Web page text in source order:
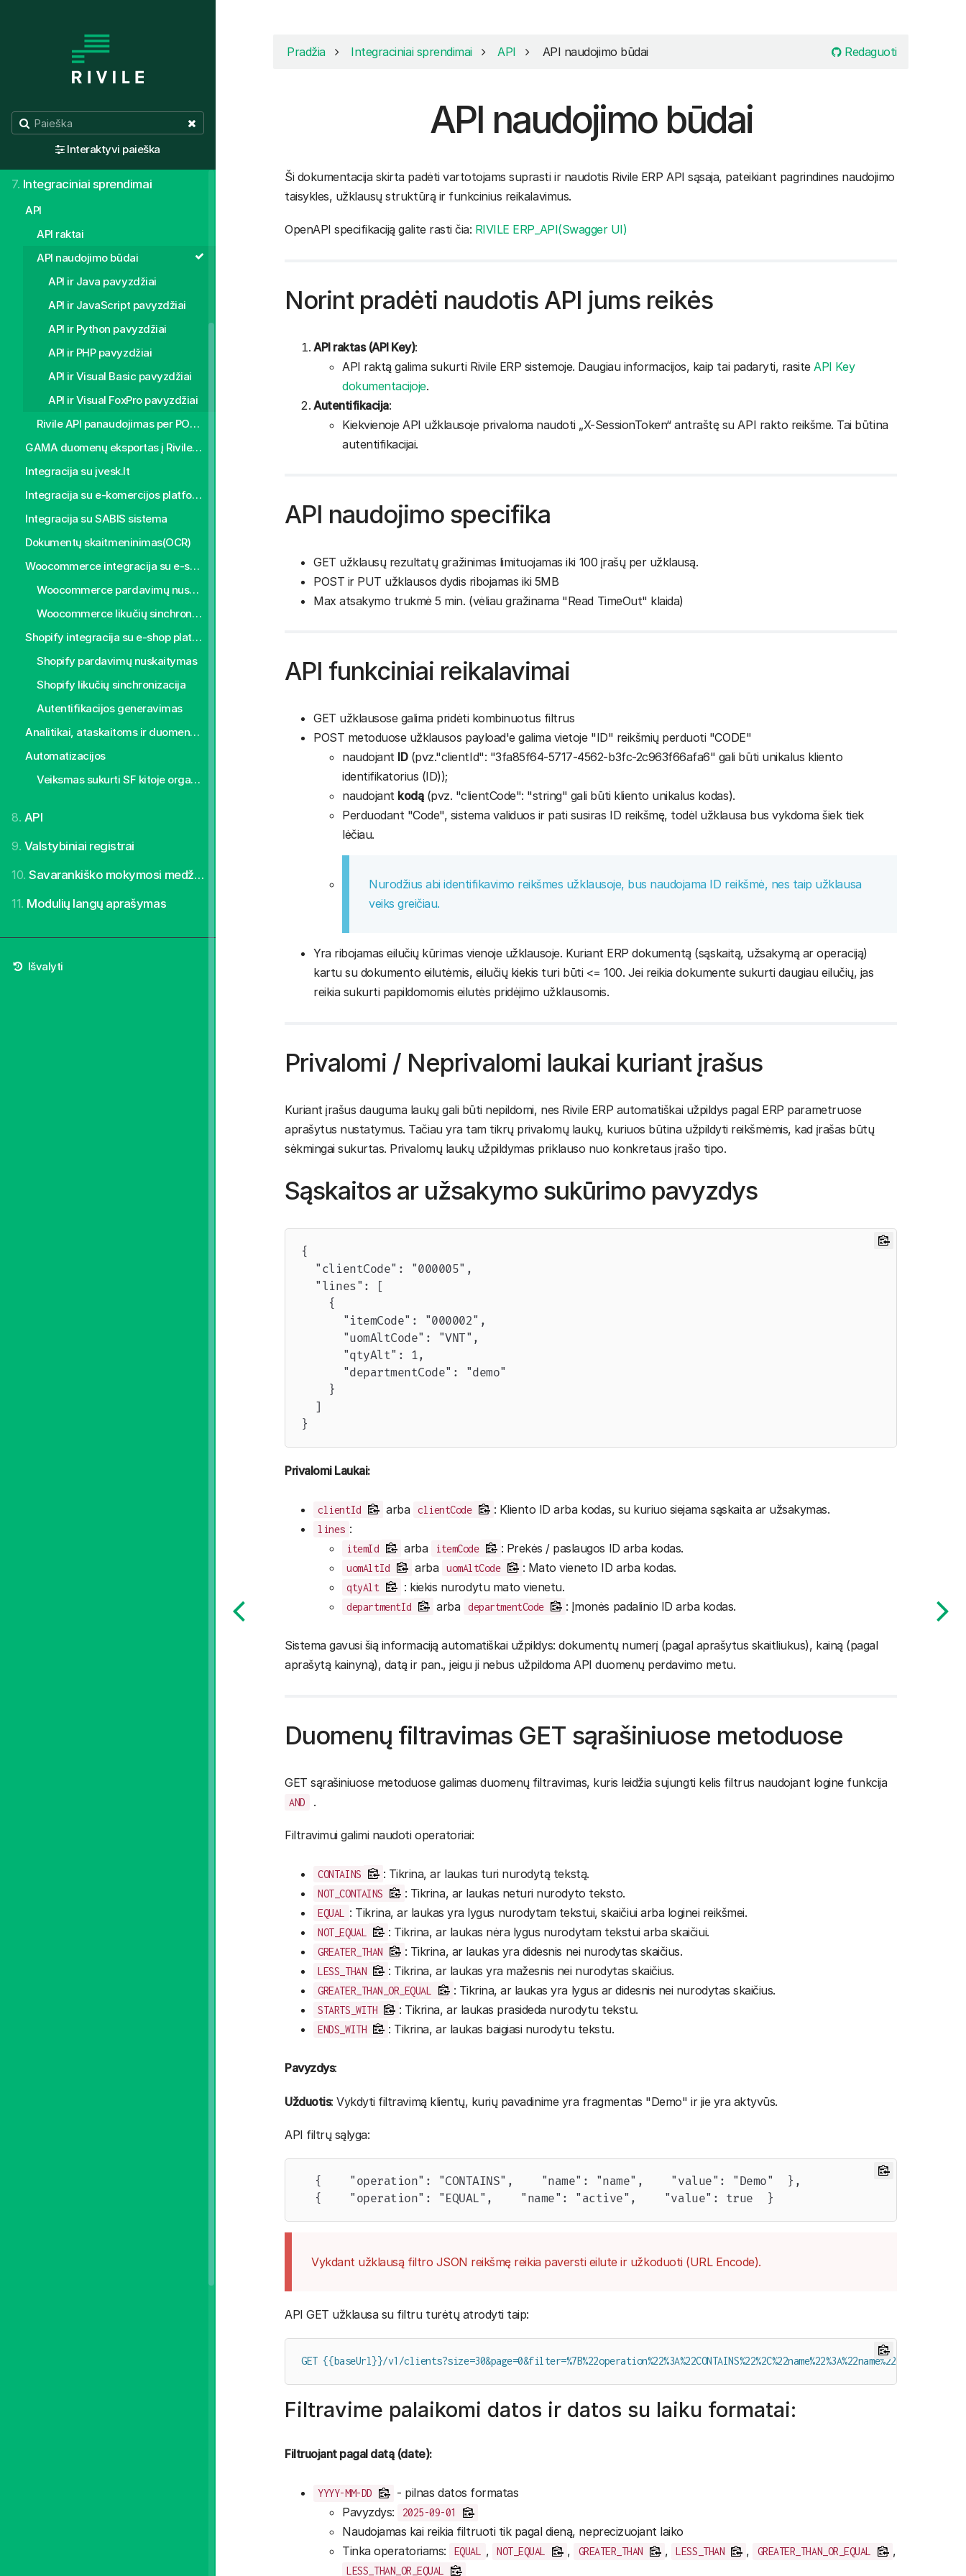
Interaktyvi paieška
Valdymo principai
Normatyvai, žinynai
5.Pirmieji žingsniai
Moduliai
7. Integraciniai sprendimai
API
API raktai
API naudojimo būdai
API ir Java pavyzdžiai
API ir JavaScript pavyzdžiai
API ir Python pavyzdžiai
API ir PHP pavyzdžiai
API ir Visual Basic pavyzdžiai
API ir Visual FoxPro pavyzdžiai
Rivile API panaudojimas per POSTMAN
GAMA duomenų eksportas į Rivile ERP
Integracija su įvesk.lt
Integracija su e-komercijos platforma "PrestaShop"
Integracija su SABIS sistema
Dokumentų skaitmeninimas(OCR)
Woocommerce integracija su e-shop platforma
Woocommerce pardavimų nuskaitymas
Woocommerce likučių sinchronizacija
Shopify integracija su e-shop platforma
Shopify pardavimų nuskaitymas
Shopify likučių sinchronizacija
Autentifikacijos generavimas
Analitikai, ataskaitoms ir duomenų eksportui
Automatizacijos
Veiksmas sukurti SF kitoje organizacijos įmonėje
8. API
9. Valstybiniai registrai
10.Savarankiško mokymosi medžiaga
11. Modulių langų aprašymas
Išvalyti
Redaguoti
Pradžia Integraciniai sprendimai API API naudojimo būdai
API naudojimo būdai
Ši dokumentacija skirta padėti vartotojams suprasti ir naudotis Rivile ERP API sąsaja, pateikiant pagrindines naudojimo
taisykles, užklausų struktūrą ir funkcinius reikalavimus.
OpenAPI specifikaciją galite rasti čia: RIVILE ERP_API(Swagger UI)
Norint pradėti naudotis API jums reikės
API raktas (API Key):
API raktą galima sukurti Rivile ERP sistemoje. Daugiau informacijos, kaip tai padaryti, rasite API Key
dokumentacijoje.
Autentifikacija:
Kiekvienoje API užklausoje privaloma naudoti „X-SessionToken“ antraštę su API rakto reikšme. Tai būtina
autentifikacijai.
API naudojimo specifika
GET užklausų rezultatų gražinimas limituojamas iki 100 įrašų per užklausą.
POST ir PUT užklausos dydis ribojamas iki 5MB
Max atsakymo trukmė 5 min. (vėliau gražinama "Read TimeOut" klaida)
API funkciniai reikalavimai
GET užklausose galima pridėti kombinuotus filtrus
POST metoduose užklausos payload'e galima vietoje "ID" reikšmių perduoti "CODE"
naudojant ID(pvz."clientId": "3fa85f64-5717-4562-b3fc-2c963f66afa6" gali būti unikalus kliento
identifikatorius (ID));
naudojant kodą(pvz. "clientCode": "string" gali būti kliento unikalus kodas).
Perduodant "Code", sistema validuos ir pati susiras ID reikšmę, todėl užklausa bus vykdoma šiek tiek
lėčiau.
Nurodžius abi identifikavimo reikšmes užklausoje, bus naudojama ID reikšmė, nes taip užklausa
veiks greičiau.
Yra ribojamas eilučių kūrimas vienoje užklausoje. Kuriant ERP dokumentą (sąskaitą, užsakymą ar operaciją)
kartu su dokumento eilutėmis, eilučių kiekis turi būti <= 100. Jei reikia dokumente sukurti daugiau eilučių, jas
reikia sukurti papildomomis eilutės pridėjimo užklausomis.
Privalomi / Neprivalomi laukai kuriant įrašus
Kuriant įrašus dauguma laukų gali būti nepildomi, nes Rivile ERP automatiškai užpildys pagal ERP parametruose
aprašytus nustatymus. Tačiau yra tam tikrų privalomų laukų, kuriuos būtina užpildyti reikšmėmis, kad įrašas būtų
sėkmingai sukurtas. Privalomų laukų užpildymas priklauso nuo konkretaus įrašo tipo.
Sąskaitos ar užsakymo sukūrimo pavyzdys
{
  "clientCode": "000005",
  "lines": [
    {
      "itemCode": "000002",
      "uomAltCode": "VNT",
      "qtyAlt": 1,
      "departmentCode": "demo"
    }
  ]
}
Privalomi Laukai:
clientId arba clientCode : Kliento ID arba kodas, su kuriuo siejama sąskaita ar užsakymas.
lines :
itemId arba itemCode : Prekės / paslaugos ID arba kodas.
uomAltId arba uomAltCode : Mato vieneto ID arba kodas.
qtyAlt : kiekis nurodytu mato vienetu.
departmentId arba departmentCode : Įmonės padalinio ID arba kodas.
Sistema gavusi šią informaciją automatiškai užpildys: dokumentų numerį (pagal aprašytus skaitliukus), kainą (pagal
aprašytą kainyną), datą ir pan., jeigu ji nebus užpildoma API duomenų perdavimo metu.
Duomenų filtravimas GET sąrašiniuose metoduose
GET sąrašiniuose metoduose galimas duomenų filtravimas, kuris leidžia sujungti kelis filtrus naudojant logine funkcija
AND .
Filtravimui galimi naudoti operatoriai:
CONTAINS : Tikrina, ar laukas turi nurodytą tekstą.
NOT_CONTAINS : Tikrina, ar laukas neturi nurodyto teksto.
EQUAL : Tikrina, ar laukas yra lygus nurodytam tekstui, skaičiui arba loginei reikšmei.
NOT_EQUAL : Tikrina, ar laukas nėra lygus nurodytam tekstui arba skaičiui.
GREATER_THAN : Tikrina, ar laukas yra didesnis nei nurodytas skaičius.
LESS_THAN : Tikrina, ar laukas yra mažesnis nei nurodytas skaičius.
GREATER_THAN_OR_EQUAL : Tikrina, ar laukas yra lygus ar didesnis nei nurodytas skaičius.
STARTS_WITH : Tikrina, ar laukas prasideda nurodytu tekstu.
ENDS_WITH : Tikrina, ar laukas baigiasi nurodytu tekstu.
Pavyzdys:
Užduotis: Vykdyti filtravimą klientų, kurių pavadinime yra fragmentas "Demo" ir jie yra aktyvūs.
API filtrų sąlyga:
  {    "operation": "CONTAINS",    "name": "name",    "value": "Demo"  },
  {    "operation": "EQUAL",    "name": "active",    "value": true  }
Vykdant užklausą filtro JSON reikšmę reikia paversti eilute ir užkoduoti (URL Encode).
API GET užklausa su filtru turėtų atrodyti taip:
GET {{baseUrl}}/v1/
Filtravime palaikomi datos ir datos su laiku formatai:
Filtruojant pagal datą (date):
YYYY-MM-DD
- pilnas datos formatas
Pavyzdys:
2025-09-01
Naudojamas kai reikia filtruoti tik pagal dieną, neprecizuojant laiko
Tinka operatoriams:
EQUAL , NOT_EQUAL , GREATER_THAN , LESS_THAN , GREATER_THAN_OR_EQUAL ,
LESS_THAN_OR_EQUAL